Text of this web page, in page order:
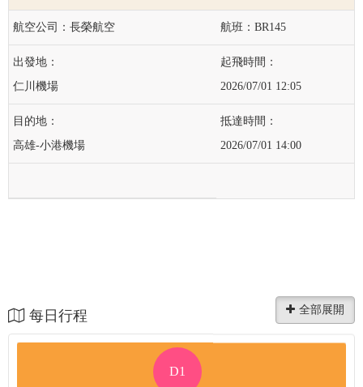
長榮航空 BR145
仁川機場 2026/07/01 12:05
高雄-小港機場 2026/07/01 14:00
每日行程
D1